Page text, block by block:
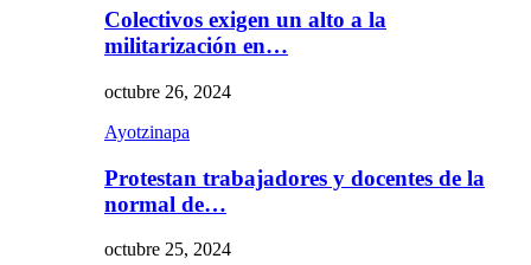
Colectivos exigen un alto a la
militarización en…
octubre 26, 2024
Ayotzinapa
Protestan trabajadores y docentes de la
normal de…
octubre 25, 2024